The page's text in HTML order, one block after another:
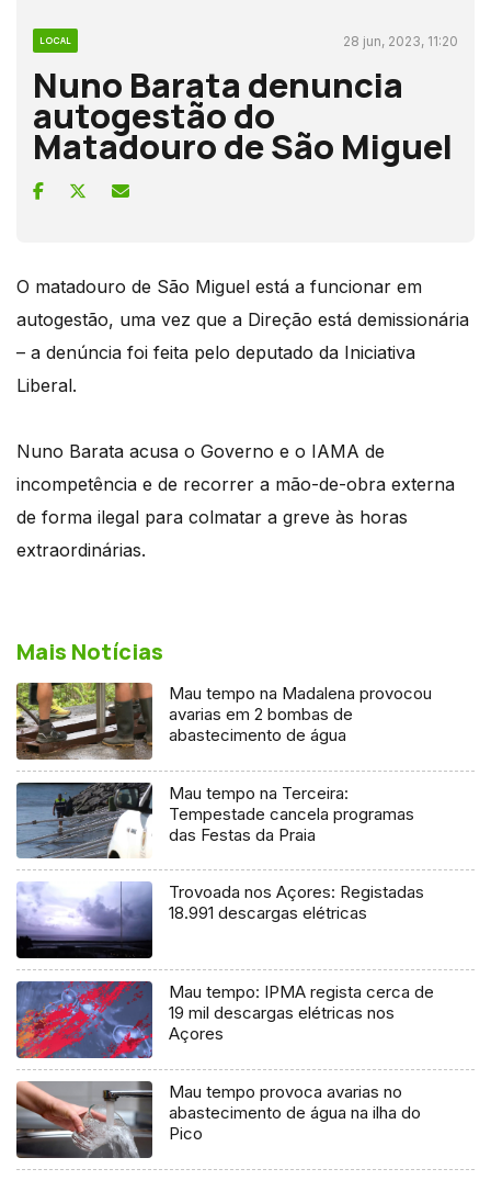
LOCAL 28 jun, 2023, 11:20
Nuno Barata denuncia
autogestão do
Matadouro de São Miguel
O matadouro de São Miguel está a funcionar em
autogestão, uma vez que a Direção está demissionária
– a denúncia foi feita pelo deputado da Iniciativa
Liberal.
Nuno Barata acusa o Governo e o IAMA de
incompetência e de recorrer a mão-de-obra externa
de forma ilegal para colmatar a greve às horas
extraordinárias.
Mais Notícias
Mau tempo na Madalena provocou
avarias em 2 bombas de
abastecimento de água
Mau tempo na Terceira:
Tempestade cancela programas
das Festas da Praia
Trovoada nos Açores: Registadas
18.991 descargas elétricas
Mau tempo: IPMA regista cerca de
19 mil descargas elétricas nos
Açores
Mau tempo provoca avarias no
abastecimento de água na ilha do
Pico